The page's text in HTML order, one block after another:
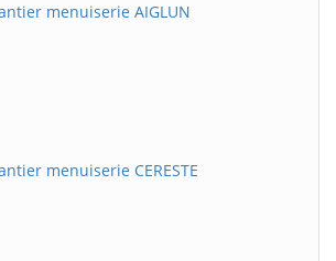
menuiserie AIGLUN
menuiserie CERESTE